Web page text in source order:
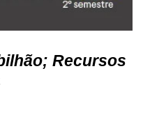
Recursos